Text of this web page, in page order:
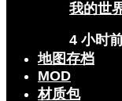
我的世
4 小时
地图存档
MOD
材质包